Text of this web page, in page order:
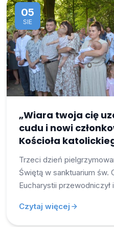
05
SIE
„Wiara twoja cię
cudu i nowi
Kościoła
Trzeci dzień
Świętą w sanktuarium św.
Eucharystii przewodniczył
Czytaj więcej